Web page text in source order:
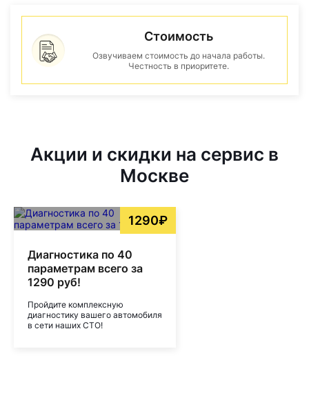
Стоимость
Озвучиваем стоимость до начала работы.
Честность в приоритете.
Акции и скидки на сервис в
Москве
1290₽
Диагностика по 40
параметрам всего за
1290 руб!
Пройдите комплексную
диагностику вашего автомобиля
в сети наших СТО!